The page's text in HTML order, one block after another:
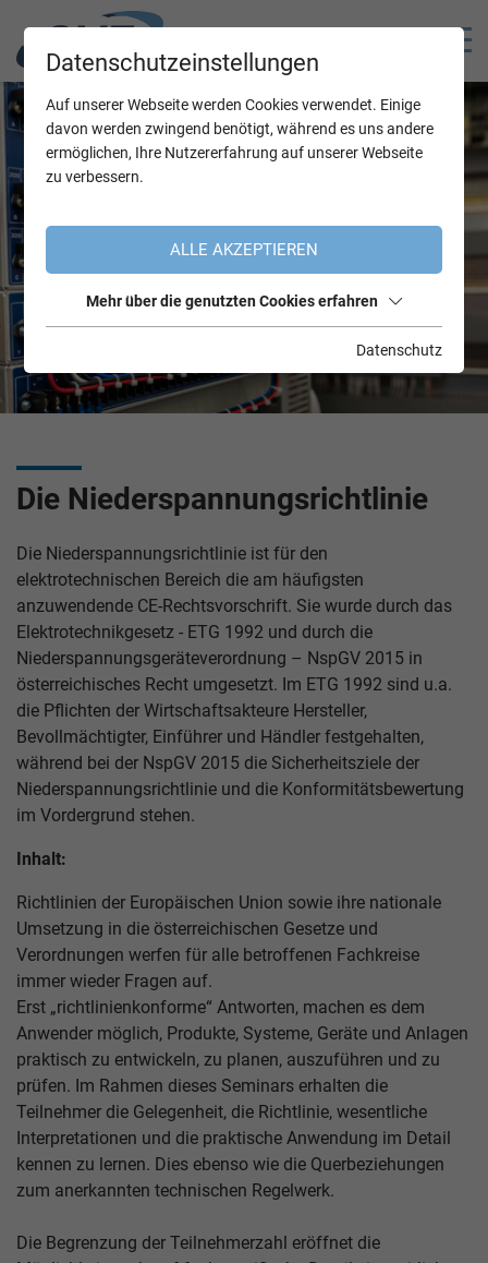
Die Niederspannungsrichtlinie
Die Niederspannungsrichtlinie ist für den
elektrotechnischen Bereich die am häufigsten
anzuwendende CE-Rechtsvorschrift. Sie wurde durch das
Elektrotechnikgesetz - ETG 1992 und durch die
Niederspannungsgeräteverordnung – NspGV 2015 in
österreichisches Recht umgesetzt. Im ETG 1992 sind u.a.
die Pflichten der Wirtschaftsakteure Hersteller,
Bevollmächtigter, Einführer und Händler festgehalten,
während bei der NspGV 2015 die Sicherheitsziele der
Niederspannungsrichtlinie und die Konformitätsbewertung
im Vordergrund stehen.
Inhalt:
Richtlinien der Europäischen Union sowie ihre nationale
Umsetzung in die österreichischen Gesetze und
Verordnungen werfen für alle betroffenen Fachkreise
immer wieder Fragen auf.
Erst „richtlinienkonforme“ Antworten, machen es dem
Anwender möglich, Produkte, Systeme, Geräte und Anlagen
praktisch zu entwickeln, zu planen, auszuführen und zu
prüfen. Im Rahmen dieses Seminars erhalten die
Teilnehmer die Gelegenheit, die Richtlinie, wesentliche
Interpretationen und die praktische Anwendung im Detail
kennen zu lernen. Dies ebenso wie die Querbeziehungen
zum anerkannten technischen Regelwerk.
Die Begrenzung der Teilnehmerzahl eröffnet die
Datenschutzeinstellungen
Auf unserer Webseite werden Cookies verwendet. Einige
davon werden zwingend benötigt, während es uns andere
ermöglichen, Ihre Nutzererfahrung auf unserer Webseite
zu verbessern.
ALLE AKZEPTIEREN
Mehr über die genutzten Cookies erfahren
Datenschutz